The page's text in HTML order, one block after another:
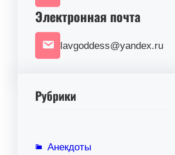
Электронная почта
lavgoddess@yandex.ru
Рубрики
Анекдоты